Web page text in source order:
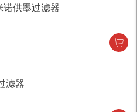
供墨过滤器
滤器